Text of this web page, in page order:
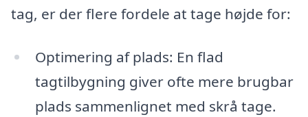
tag, er der flere fordele at tage højde for:
Optimering af plads: En flad
tagtilbygning giver ofte mere brugbar
plads sammenlignet med skrå tage.